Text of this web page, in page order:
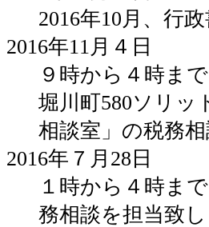
2016年10月、行
2016年11月４日
９時から４時ま
堀川町580ソリッ
相談室」の税務
2016年７月28日
１時から４時ま
務相談を担当致し